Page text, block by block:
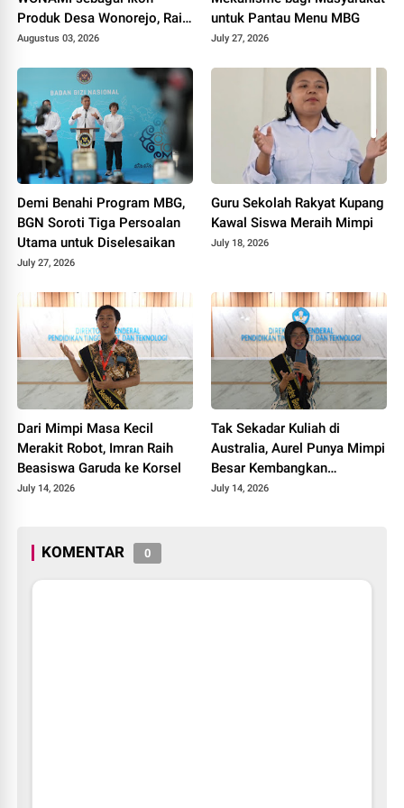
Produk Desa Wonorejo, Raih
Tiga Penghargaan di
Augustus 03, 2026
untuk Pantau Menu MBG
July 27, 2026
Demi Benahi Program MBG,
BGN Soroti Tiga Persoalan
Utama untuk Diselesaikan
July 27, 2026
Guru Sekolah Rakyat Kupang
Kawal Siswa Meraih Mimpi
July 18, 2026
Dari Mimpi Masa Kecil
Merakit Robot, Imran Raih
Beasiswa Garuda ke Korsel
July 14, 2026
Tak Sekadar Kuliah di
Australia, Aurel Punya Mimpi
Besar Kembangkan
Pengobatan Kanker untuk
July 14, 2026
KOMENTAR 0